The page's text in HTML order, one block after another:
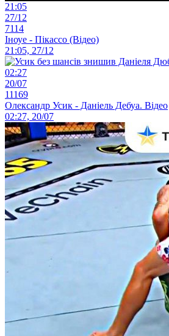
21:05
27/12
7114
Іноуе - Пікассо (Відео)
21:05, 27/12
02:27
20/07
11169
Олександр Усик - Даніель Дебуа. Відео
02:27, 20/07